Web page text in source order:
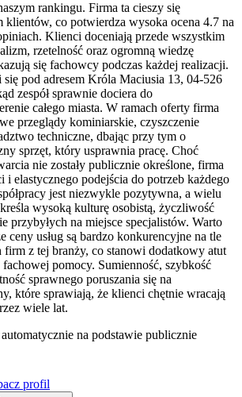
rankingu. Firma ta cieszy się
klientów, co potwierdza wysoka ocena 4.7 na
Klienci doceniają przede wszystkim
rzetelność oraz ogromną wiedzę
się fachowcy podczas każdej realizacji.
pod adresem Króla Maciusia 13, 04-526
zespół sprawnie dociera do
całego miasta. W ramach oferty firma
przeglądy kominiarskie, czyszczenie
techniczne, dbając przy tym o
sprzęt, który usprawnia pracę. Choć
nie zostały publicznie określone, firma
i elastycznego podejścia do potrzeb każdego
jest niezwykle pozytywna, a wielu
wysoką kulturę osobistą, życzliwość
przybyłych na miejsce specjalistów. Warto
ceny usług są bardzo konkurencyjne na tle
z tej branży, co stanowi dodatkowy atut
pomocy. Sumienność, szybkość
sprawnego poruszania się na
które sprawiają, że klienci chętnie wracają
wiele lat.
na podstawie publicznie
profil